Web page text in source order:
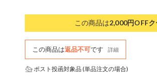
この商品は2,000円OFF
この商品は返品不可です 詳細
ポスト投函対象品 (単品注文の場合)